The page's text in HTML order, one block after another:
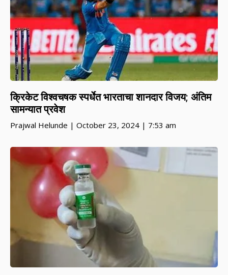
क्रिकेट विश्वचषक स्पर्धेत भारताचा शानदार विजय; अंतिम
सामन्यात प्रवेश
Prajwal Helunde October 23, 2024 7:53 am